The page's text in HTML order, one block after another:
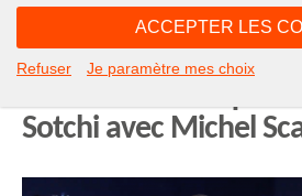
ACCEPTER LES
Refuser Je paramètre mes choix
Forum Russie-Afrique
Sotchi avec Michel